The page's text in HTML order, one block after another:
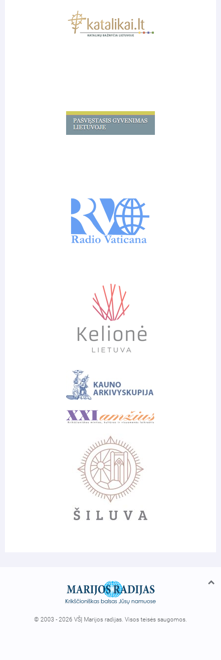
© 2003 - 2026 VŠĮ Marijos radijas. Visos teisės saugomos.